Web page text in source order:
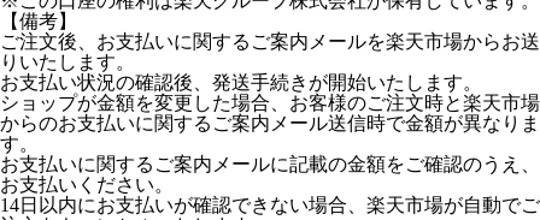
【備考】
ご注文後、お支払いに関するご案内メールを楽天市場からお送
りいたします。
お支払い状況の確認後、発送手続きが開始いたします。
ショップが金額を変更した場合、お客様のご注文時と楽天市場
からのお支払いに関するご案内メール送信時で金額が異なりま
す。
お支払いに関するご案内メールに記載の金額をご確認のうえ、
お支払いください。
14日以内にお支払いが確認できない場合、楽天市場が自動でご